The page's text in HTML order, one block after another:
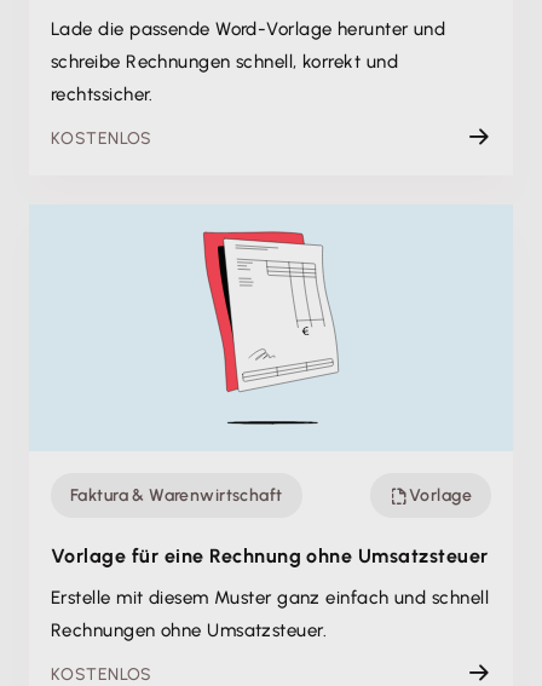
Lade die passende Word-Vorlage herunter und
schreibe Rechnungen schnell, korrekt und
rechtssicher.
KOSTENLOS
Faktura & Warenwirtschaft Vorlage
Vorlage für eine Rechnung ohne Umsatzsteuer
Erstelle mit diesem Muster ganz einfach und schnell
Rechnungen ohne Umsatzsteuer.
KOSTENLOS